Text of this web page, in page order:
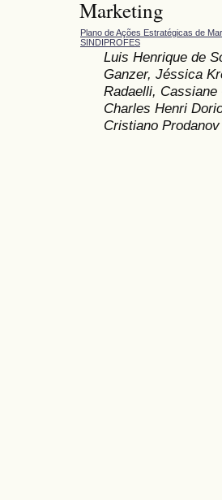
Marketing
Plano de Ações Estratégicas de
SINDIPROFES
Luis Henrique de
Ganzer, Jéssica
Radaelli,
Charles Henri
Cristiano Prodanov